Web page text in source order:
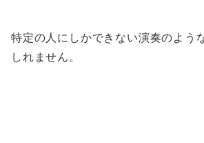
特定の人にしかできない演奏のよう
しれません。